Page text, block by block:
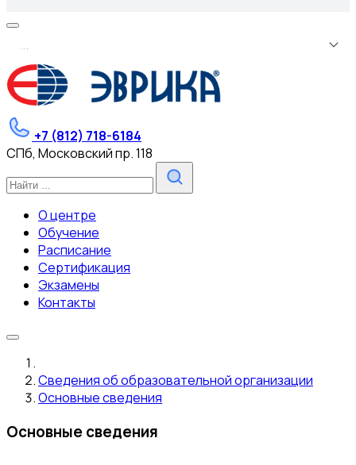
...
+7 (812) 718-6184
СПб, Московский пр. 118
О центре
Обучение
Расписание
Сертификация
Экзамены
Контакты
Сведения об образовательной организации
Основные сведения
Основные сведения